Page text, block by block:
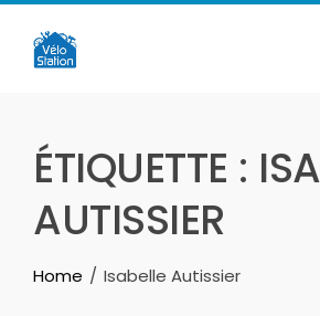
Skip
content
ÉTIQUETTE :
AUTISSIER
Home Isabelle Autissier